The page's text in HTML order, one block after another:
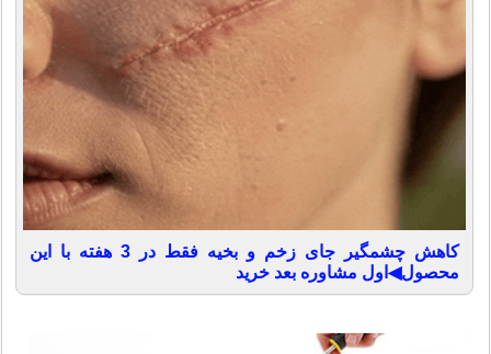
کاهش چشمگیر جای زخم و بخیه فقط در 3 هفته با این
محصول◀اول مشاوره بعد خرید